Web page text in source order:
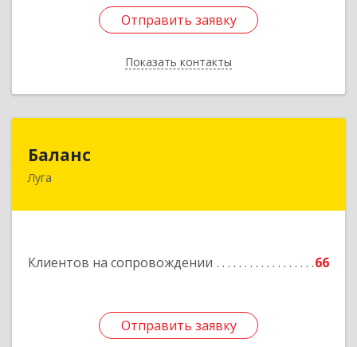
Отправить заявку
Показать контакты
Отправить заявку
Назад
Баланс
Луга
Клиентов на сопровождении 66
Отправить заявку
188230, Ленинградская обл, Луга г, Урицкого
Отправить заявку